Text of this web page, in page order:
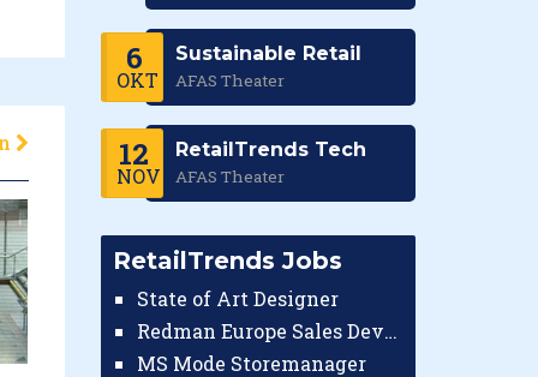
6
OKT
Sustainable Retail
AFAS Theater
12
NOV
RetailTrends Tech
AFAS Theater
RetailTrends Jobs
State of Art Designer
Redman Europe Sales Developer (Europe)
MS Mode Storemanager